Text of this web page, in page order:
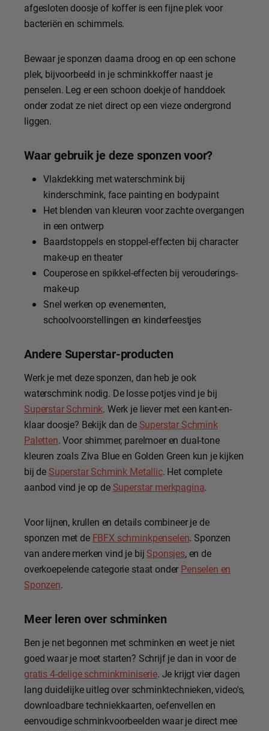
afgesloten doosje of koffer is een fijne plek voor
bacteriën en schimmels.
Bewaar je sponzen daarna droog en op een schone
plek, bijvoorbeeld in je schminkkoffer naast je
penselen. Leg er een schoon doekje of handdoek
onder zodat ze niet direct op een vieze ondergrond
liggen.
Waar gebruik je deze sponzen voor?
Vlakdekking met waterschmink bij
kinderschmink, face painting en bodypaint
Het blenden van kleuren voor zachte overgangen
in een ontwerp
Baardstoppels en stoppel-effecten bij character
make-up en theater
Couperose en spikkel-effecten bij verouderings-
make-up
Snel werken op evenementen,
schoolvoorstellingen en kinderfeestjes
Andere Superstar-producten
Werk je met deze sponzen, dan heb je ook
waterschmink nodig. De losse potjes vind je bij
Superstar Schmink. Werk je liever met een kant-en-
klaar doosje? Bekijk dan de Superstar Schmink
Paletten. Voor shimmer, parelmoer en dual-tone
kleuren zoals Ziva Blue en Golden Green kun je kijken
bij de Superstar Schmink Metallic. Het complete
aanbod vind je op de Superstar merkpagina.
Voor lijnen, krullen en details combineer je de
sponzen met de FBFX schminkpenselen. Sponzen
van andere merken vind je bij Sponsjes, en de
overkoepelende categorie staat onder Penselen en
Sponzen.
Meer leren over schminken
Ben je net begonnen met schminken en weet je niet
goed waar je moet starten? Schrijf je dan in voor de
gratis 4-delige schminkminiserie. Je krijgt vier dagen
lang duidelijke uitleg over schminktechnieken, video's,
downloadbare techniekkaarten, oefenvellen en
eenvoudige schminkvoorbeelden waar je direct mee